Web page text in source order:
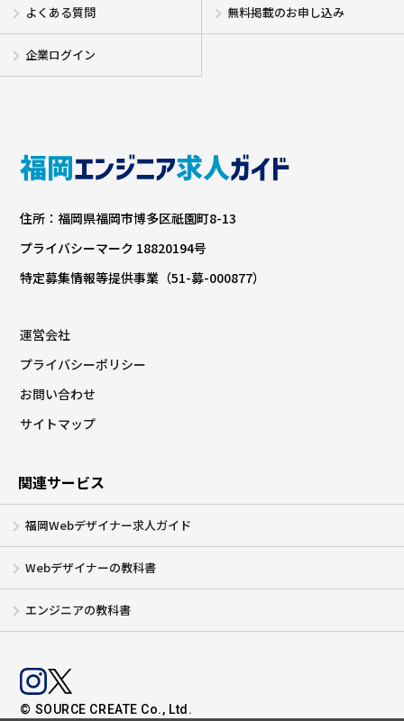
よくある質問 無料掲載のお申し込み
企業ログイン
住所：福岡県福岡市博多区祇園町8-13
プライバシーマーク 18820194号
特定募集情報等提供事業（51-募-000877）
運営会社
プライバシーポリシー
お問い合わせ
サイトマップ
関連サービス
福岡Webデザイナー求人ガイド
Webデザイナーの教科書
エンジニアの教科書
© SOURCE CREATE Co., Ltd.